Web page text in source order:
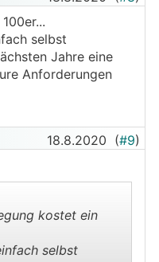
selbst
Jahre eine
Anforderungen
18.8.2020 (#9)
kostet ein
selbst